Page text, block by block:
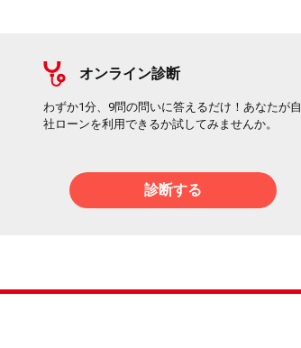
オンライン診断
わずか1分、9問の問いに答えるだけ！あなたが自
社ローンを利用できるか試してみませんか。
診断する